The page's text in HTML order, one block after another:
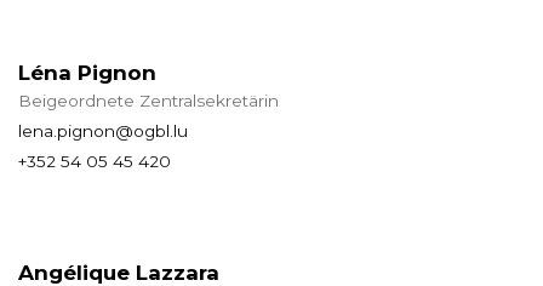
Léna Pignon
Beigeordnete Zentralsekretärin
lena.pignon@ogbl.lu
+352 54 05 45 420
Angélique Lazzara